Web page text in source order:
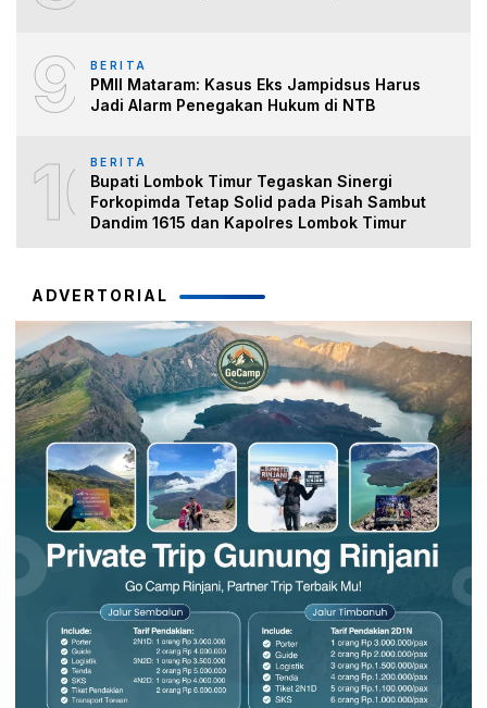
9 BERITA
PMII Mataram: Kasus Eks Jampidsus Harus
Jadi Alarm Penegakan Hukum di NTB
10BERITA
Bupati Lombok Timur Tegaskan Sinergi
Forkopimda Tetap Solid pada Pisah Sambut
Dandim 1615 dan Kapolres Lombok Timur
ADVERTORIAL